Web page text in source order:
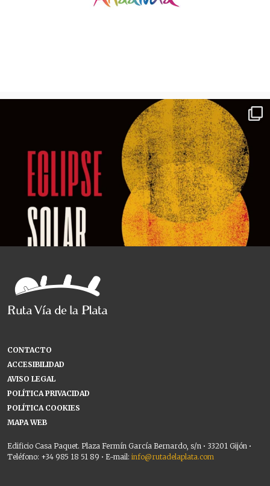
CONTACTO
ACCESIBILIDAD
AVISO LEGAL
POLÍTICA PRIVACIDAD
POLÍTICA COOKIES
MAPA WEB
Edificio Casa Paquet. Plaza Fermín García Bernardo, s/n • 33201 Gijón •
Teléfono: +34 985 18 51 89 • E-mail: info@rutadelaplata.com